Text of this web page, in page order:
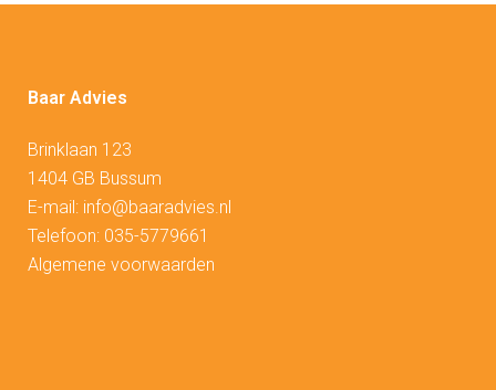
Baar Advies
Brinklaan 123
1404 GB Bussum
E-mail: info@baaradvies.nl
Telefoon: 035-5779661
Algemene voorwaarden